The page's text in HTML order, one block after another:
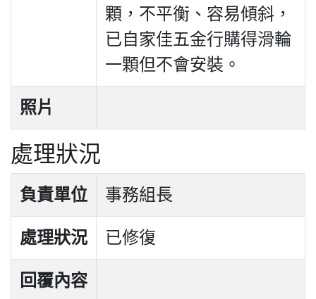
顆，不平衡、容易傾斜，
已自家佳五金行購得滑輪
一顆但不會安裝。
照片
處理狀況
負責單位 事務組長
處理狀況 已修復
回覆內容